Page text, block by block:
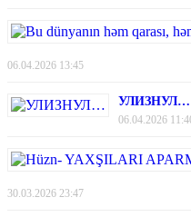
06.04.2026 13:45
УЛИЗНУЛ…
06.04.2026
30.03.2026 23:47